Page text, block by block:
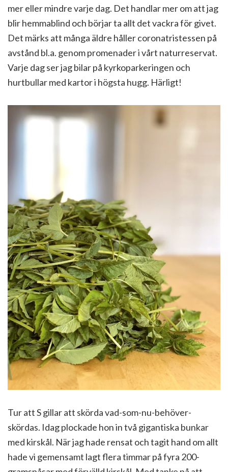
mer eller mindre varje dag. Det handlar mer om att jag
blir hemmablind och börjar ta allt det vackra för givet.
Det märks att många äldre håller coronatristessen på
avstånd bl.a. genom promenader i vårt naturreservat.
Varje dag ser jag bilar på kyrkoparkeringen och
hurtbullar med kartor i högsta hugg. Härligt!
Tur att S gillar att skörda vad-som-nu-behöver-
skördas. Idag plockade hon in två gigantiska bunkar
med kirskål. När jag hade rensat och tagit hand om allt
hade vi gemensamt lagt flera timmar på fyra 200-